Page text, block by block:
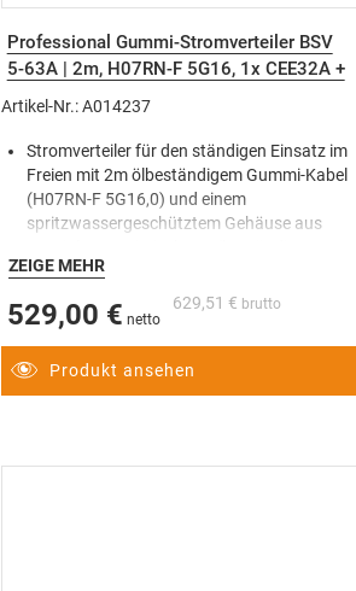
Professional Gummi-Stromverteiler BSV
5-63A | 2m, H07RN-F 5G16, 1x CEE32A +
2x 16A, 6x 230V
Artikel-Nr.: A014237
Stromverteiler für den ständigen Einsatz im
Freien mit 2m ölbeständigem Gummi-Kabel
(H07RN-F 5G16,0) und einem
spritzwassergeschütztem Gehäuse aus
-30°C bis +80°C)
Gummi-Verteiler mit hoher
Betriebssicherheit: FI- und LS-Schalter sind
unter dem aufklappbarem Deckel geschützt,
FI-Schutzschalter 30mA über alle Ausgänge,
zertifizierte Sicherungsautomaten
extrem hohen und rutschfesten
ZEIGE MEHR
629,51 €
529,00 €
Produkt ansehen